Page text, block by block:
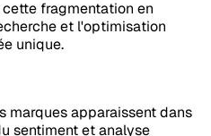
fragmentation en
et l'optimisation
unique.
marques apparaissent dans
sentiment et analyse